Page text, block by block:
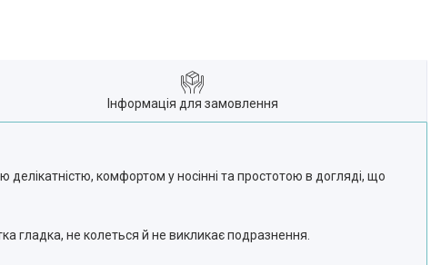
Інформація для замовлення
комфортом у носінні та простотою в догляді, що
гладка, не колеться й не викликає подразнення.